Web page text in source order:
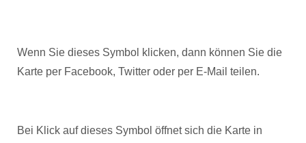
Wenn Sie dieses Symbol klicken, dann können Sie die
Karte per Facebook, Twitter oder per E-Mail teilen.
Bei Klick auf dieses Symbol öffnet sich die Karte in